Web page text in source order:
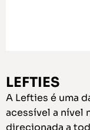
LEFTIES
A Lefties é uma
acessível a nível
direcionada a